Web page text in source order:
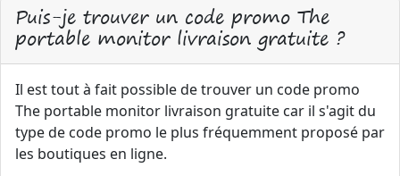
Puis-je trouver un code promo The
portable monitor livraison gratuite ?
Il est tout à fait possible de trouver un code promo
The portable monitor livraison gratuite car il s'agit du
type de code promo le plus fréquemment proposé par
les boutiques en ligne.